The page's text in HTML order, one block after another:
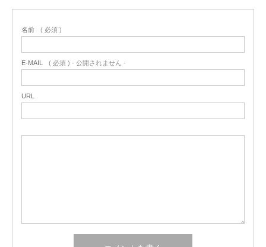
名前 ( 必須 )
E-MAIL ( 必須 ) - 公開されません -
URL